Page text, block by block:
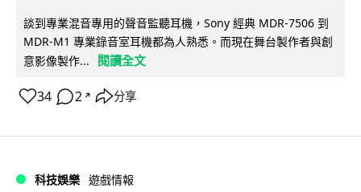
談到專業混音專用的聲音監聽耳機，Sony 經典 MDR-7506 到
MDR-M1 專業錄音室耳機都為人熟悉。而現在舞台製作者與創
意影像製作...
閱讀全文
34 2 ↗ 分享
科技娛樂 遊戲情報